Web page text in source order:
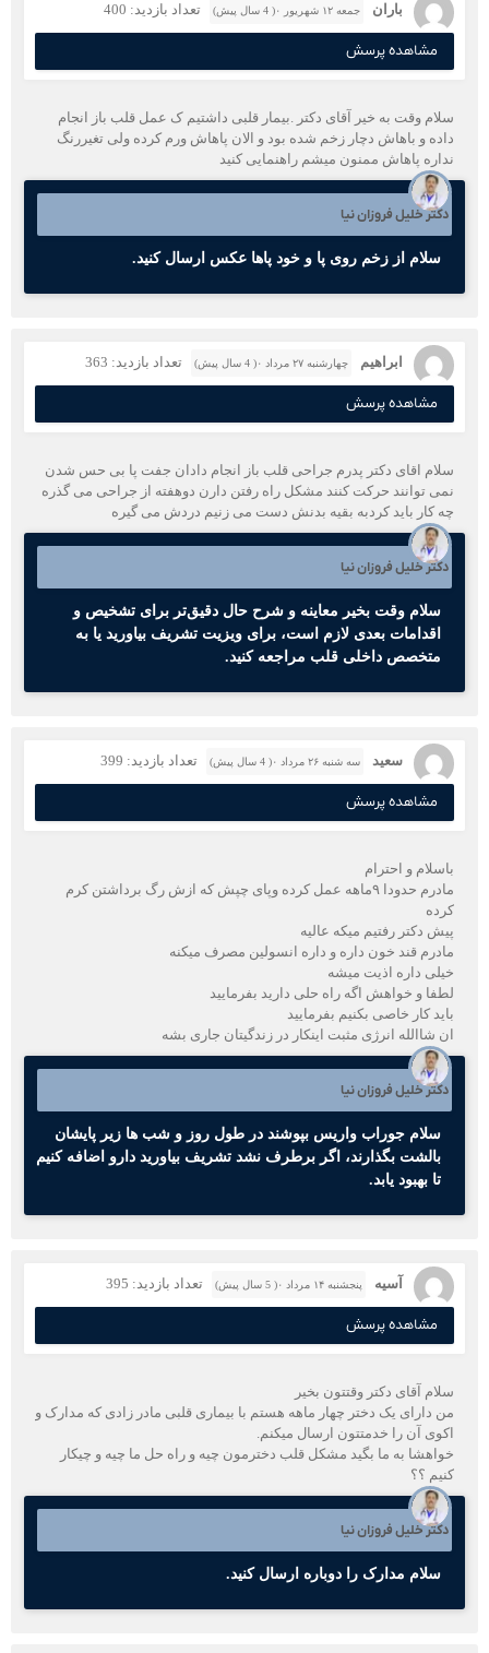
باران جمعه ۱۲ شهریور ۰( 4 سال پیش) تعداد بازدید: 400
مشاهده پرسش
سلام وقت به خیر آقای دکتر .بیمار قلبی داشتیم ک عمل قلب باز انجام
داده و باهاش دچار زخم شده بود و الان پاهاش ورم کرده ولی تغیررنگ
نداره پاهاش ممنون میشم راهنمایی کنید
دکتر خلیل فروزان نیا
سلام از زخم روی پا و خود پاها عکس ارسال کنید.
ابراهیم چهارشنبه ۲۷ مرداد ۰( 4 سال پیش) تعداد بازدید: 363
مشاهده پرسش
سلام اقای دکتر پدرم جراحی قلب باز انجام دادان جفت پا بی حس شدن
نمی توانند حرکت کنند مشکل راه رفتن دارن دوهفته از جراحی می گذره
چه کار باید کردبه بقیه بدنش دست می زنیم دردش می گیره
دکتر خلیل فروزان نیا
سلام وقت بخیر معاینه و شرح حال دقیق‌تر برای تشخیص و
اقدامات بعدی لازم است، برای ویزیت تشریف بیاورید یا به
متخصص داخلی قلب مراجعه کنید.
سعید سه شنبه ۲۶ مرداد ۰( 4 سال پیش) تعداد بازدید: 399
مشاهده پرسش
باسلام و احترام
مادرم حدودا ۹ماهه عمل کرده وپای چپش که ازش رگ برداشتن کرم
کرده
پیش دکتر رفتیم میکه عالیه
مادرم قند خون داره و داره انسولین مصرف میکنه
خیلی داره اذیت میشه
لطفا و خواهش اگه راه حلی دارید بفرمایید
باید کار خاصی بکنیم بفرمایید
ان شاالله انرژی مثبت اینکار در زندگیتان جاری بشه
دکتر خلیل فروزان نیا
سلام جوراب واریس بپوشند در طول روز و شب ها زیر پایشان
بالشت بگذارند، اگر برطرف نشد تشریف بیاورید دارو اضافه کنیم
تا بهبود یابد.
آسیه پنجشنبه ۱۴ مرداد ۰( 5 سال پیش) تعداد بازدید: 395
مشاهده پرسش
سلام آقای دکتر وقتتون بخیر
من دارای یک دختر چهار ماهه هستم با بیماری قلبی مادر زادی که مدارک و
اکوی آن را خدمتتون ارسال میکنم.
خواهشا به ما بگید مشکل قلب دخترمون چیه و راه حل ما چیه و چیکار
کنیم ؟؟
دکتر خلیل فروزان نیا
سلام مدارک را دوباره ارسال کنید.